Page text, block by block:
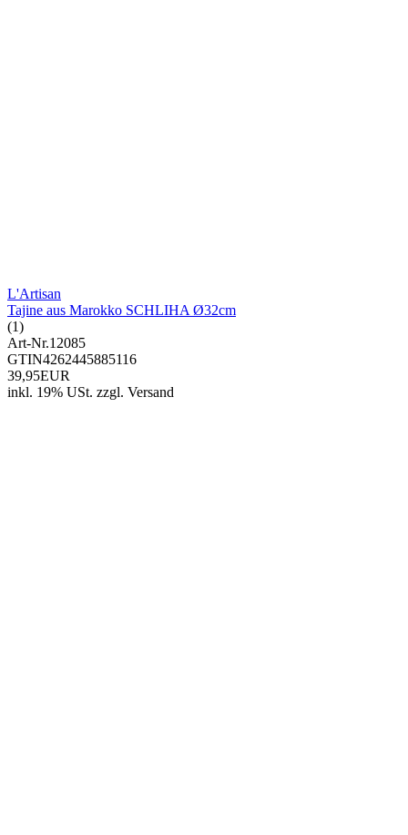
L'Artisan
Tajine aus Marokko SCHLIHA Ø32cm
(1)
Art-Nr.12085
GTIN4262445885116
39,95EUR
inkl. 19% USt. zzgl. Versand